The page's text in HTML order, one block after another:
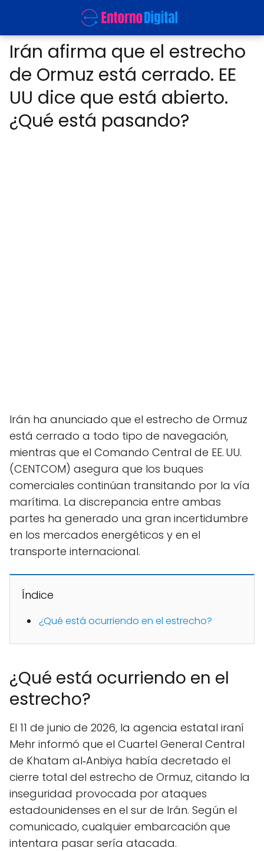
Irán afirma que el estrecho
de Ormuz está cerrado. EE
UU dice que está abierto.
¿Qué está pasando?
Irán ha anunciado que el estrecho de Ormuz
está cerrado a todo tipo de navegación,
mientras que el Comando Central de EE. UU.
(CENTCOM) asegura que los buques
comerciales continúan transitando por la vía
marítima. La discrepancia entre ambas
partes ha generado una gran incertidumbre
en los mercados energéticos y en el
transporte internacional.
Índice
¿Qué está ocurriendo en el estrecho?
¿Qué está ocurriendo en el
estrecho?
El 11 de junio de 2026, la agencia estatal iraní
Mehr informó que el Cuartel General Central
de Khatam al‑Anbiya había decretado el
cierre total del estrecho de Ormuz, citando la
inseguridad provocada por ataques
estadounidenses en el sur de Irán. Según el
comunicado, cualquier embarcación que
intentara pasar sería atacada.